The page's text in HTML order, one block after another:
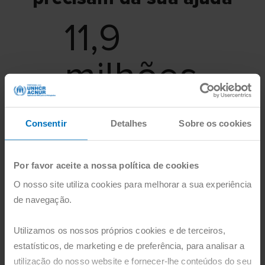
Consentir Detalhes Sobre os cookies
Por favor aceite a nossa política de cookies
O nosso site utiliza cookies para melhorar a sua experiência
de navegação.
Utilizamos os nossos próprios cookies e de terceiros,
estatísticos, de marketing e de preferência, para analisar a
utilização do nosso website e fornecer-lhe conteúdos do seu
11,9
milhões
de pessoas permaneciam
Sudão no final de 2025.
2,4
milhões
de refugiados sul-sudaneses na